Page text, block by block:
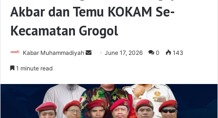
Akbar dan Temu KOKAM Se-
Kecamatan Grogol
Kabar Muhammadiyah
Send June 17, 2026 0 143
1 minute read